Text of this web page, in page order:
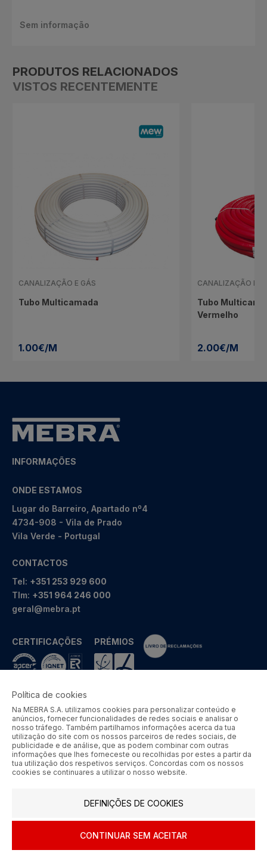
Sem informação
PRODUTOS RELACIONADOS
VISTOS RECENTEMENTE
CANALIZAÇÃO E GÁS
Tubo Multicamada
1.00€/M
CANALIZAÇÃO E
Tubo
Vermelho
2.00€/M
INFORMAÇÕES
ONDE ESTAMOS
Lugar do Barreiro, Apartado nº4
4734-908 - Vila de Prado
Vila Verde - Portugal
CONTACTOS
Tel: +351 253 929 600
Tlm: +351 964 246 000
geral@mebra.pt
CERTIFICAÇÕES PRÉMIOS
MEBRA - Comércio por Grosso de Metais e Acessórios de Braga
S.A. © 2026 Todos os direitos reservados.
Aos preços apresentados acresce IVA à taxa em vigor.
SIGA-NOS
Política de cookies
Na MEBRA S.A. utilizamos cookies para personalizar conteúdo e
anúncios, fornecer funcionalidades de redes sociais e analisar o
nosso tráfego. Também partilhamos informações acerca da tua
utilização do site com os nossos parceiros de redes sociais, de
publicidade e de análise, que as podem combinar com outras
informações que lhes forneceste ou recolhidas por estes a partir da
tua utilização dos respetivos serviços. Concordas com os nossos
cookies se continuares a utilizar o nosso website.
DEFINIÇÕES DE COOKIES
CONTINUAR SEM ACEITAR